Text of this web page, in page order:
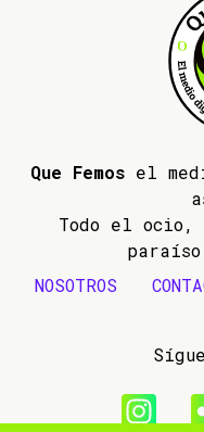
Que Femos el
Todo el
NOSOTROS